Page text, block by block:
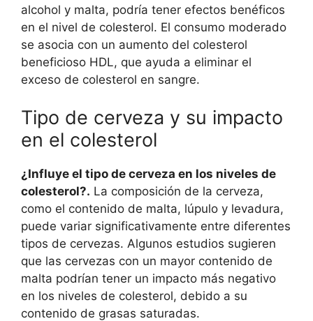
alcohol y malta, podría tener efectos benéficos
en el nivel de colesterol. El consumo moderado
se asocia con un aumento del colesterol
beneficioso HDL, que ayuda a eliminar el
exceso de colesterol en sangre.
Tipo de cerveza y su impacto
en el colesterol
¿Influye el tipo de cerveza en los niveles de
colesterol?. La composición de la cerveza,
como el contenido de malta, lúpulo y levadura,
puede variar significativamente entre diferentes
tipos de cervezas. Algunos estudios sugieren
que las cervezas con un mayor contenido de
malta podrían tener un impacto más negativo
en los niveles de colesterol, debido a su
contenido de grasas saturadas.